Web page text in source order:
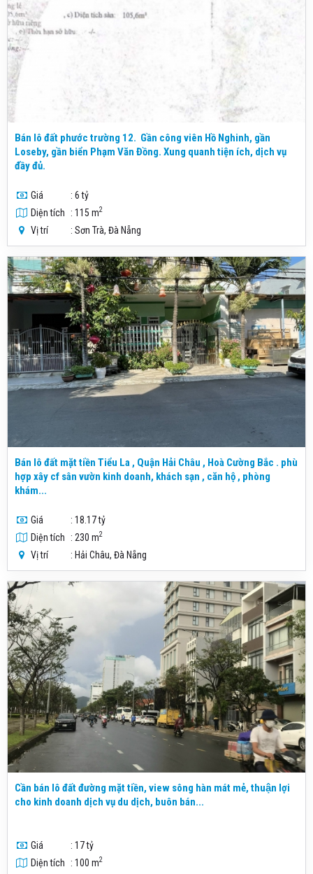
Bán lô đất phước trường 12. Gần công viên Hồ Nghinh, gần
Loseby, gần biển Phạm Văn Đồng. Xung quanh tiện ích, dịch vụ
đầy đủ.
Giá
: 6 tỷ
Diện tích
: 115 m2
Vị trí : Sơn Trà, Đà Nẵng
Bán lô đất mặt tiền Tiểu La , Quận Hải Châu , Hoà Cường Bắc . phù
hợp xây cf sân vườn kinh doanh, khách sạn , căn hộ , phòng
khám...
Giá
: 18.17 tỷ
Diện tích
: 230 m2
Vị trí : Hải Châu, Đà Nẵng
Cần bán lô đất đường mặt tiền, view sông hàn mát mẻ, thuận lợi
cho kinh doanh dịch vụ du dịch, buôn bán...
Giá
: 17 tỷ
Diện tích
: 100 m2